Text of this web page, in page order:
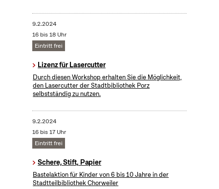
9.2.2024
16 bis 18 Uhr
Eintritt frei
Lizenz für Lasercutter
Durch diesen Workshop erhalten Sie die Möglichkeit,
den Lasercutter der Stadtbibliothek Porz
selbstständig zu nutzen.
9.2.2024
16 bis 17 Uhr
Eintritt frei
Schere, Stift, Papier
Bastelaktion für Kinder von 6 bis 10 Jahre in der
Stadtteilbibliothek Chorweiler